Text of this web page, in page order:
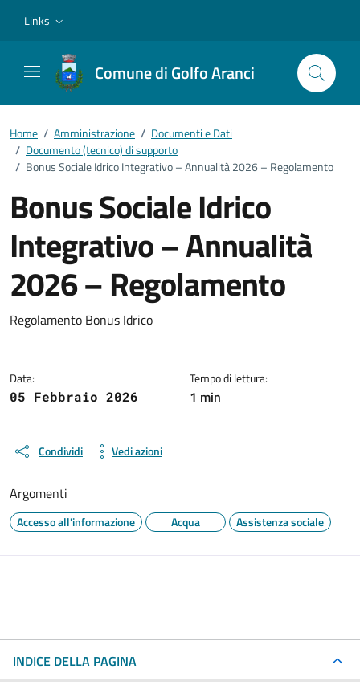
Links
Comune di Golfo Aranci
Home / Amministrazione / Documenti e Dati
/ Documento (tecnico) di supporto
/ Bonus Sociale Idrico Integrativo – Annualità 2026 – Regolamento
Bonus Sociale Idrico
Integrativo – Annualità
2026 – Regolamento
Dettagli del documento
Regolamento Bonus Idrico
Data:
05 Febbraio 2026
Tempo di lettura:
1 min
Condividi Vedi azioni
Argomenti
Accesso all'informazione Acqua Assistenza sociale
INDICE DELLA PAGINA